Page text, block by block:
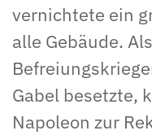
vernichtete ein
alle Gebäude.
Gabel besetzte,
Napoleon zur